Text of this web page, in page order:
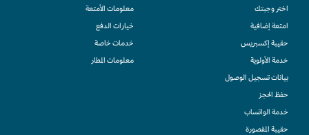
اختر وجبتك
امتعة إضافية
حقيبة إكسبريس
خدمة الأولوية
بيانات تسجيل الوصول
حفظ الحجز
خدمة الواتساب
حقيبة المقصورة
معلومات الأمتعة
خيارات الدفع
خدمات خاصة
معلومات المطار